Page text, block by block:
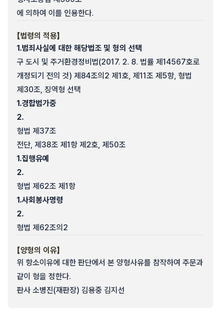
에 의하여 이를 인용한다.
【법령의 적용】
1.범죄사실에 대한 해당법조 및 형의 선택
구 도시 및 주거환경정비법(2017. 2. 8. 법률 제14567호로
개정되기 전의 것) 제84조의2 제1호, 제11조 제5항, 형법
제30조, 징역형 선택
1.경합범가중
2.
형법 제37조
전단, 제38조 제1항 제2호, 제50조
1.집행유예
2.
형법 제62조 제1항
1.사회봉사명령
2.
형법 제62조의2
【양형의 이유】
위 항소이유에 대한 판단에서 본 양형사유를 참작하여 주문과
같이 형을 정한다.
판사 소병진(재판장) 김용중 김지선